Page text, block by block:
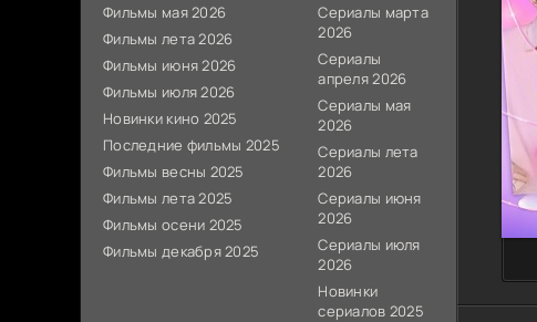
Фильмы мая 2026
Фильмы лета 2026
Фильмы июня 2026
Фильмы июля 2026
Новинки кино 2025
Последние фильмы 2025
Фильмы весны 2025
Фильмы лета 2025
Фильмы осени 2025
Фильмы декабря 2025
Сериалы марта
2026
Сериалы
апреля 2026
Сериалы мая
2026
Сериалы лета
2026
Сериалы июня
2026
Сериалы июля
2026
Новинки
сериалов 2025